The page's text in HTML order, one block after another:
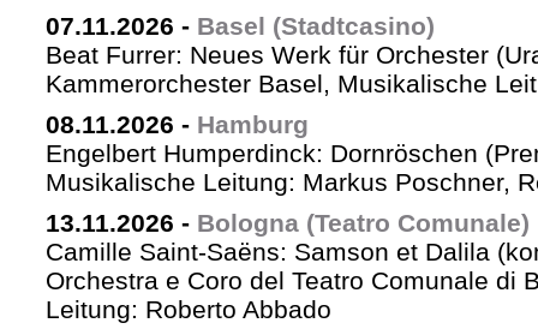
07.11.2026 - Basel (Stadtcasino)
Beat Furrer: Neues Werk für Orchester
Kammerorchester Basel, Musikalische
08.11.2026 - Hamburg
Engelbert Humperdinck: Dornröschen
Musikalische Leitung: Markus Poschner,
13.11.2026 - Bologna (Teatro Comunale)
Camille Saint-Saëns: Samson et Dalila
Orchestra e Coro del Teatro Comunale di
Leitung: Roberto Abbado